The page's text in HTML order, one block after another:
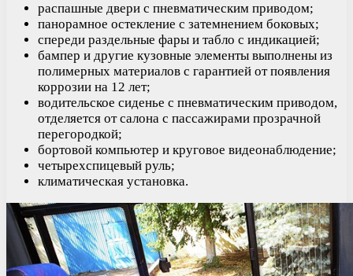
распашные двери с пневматическим приводом;
панорамное остекление с затемнением боковых;
спереди раздельные фары и табло с индикацией;
бампер и другие кузовные элементы выполнены из
полимерных материалов с гарантией от появления
коррозии на 12 лет;
водительское сиденье с пневматическим приводом,
отделяется от салона с пассажирами прозрачной
перегородкой;
бортовой компьютер и круговое видеонаблюдение;
четырехспицевый руль;
климатическая установка.